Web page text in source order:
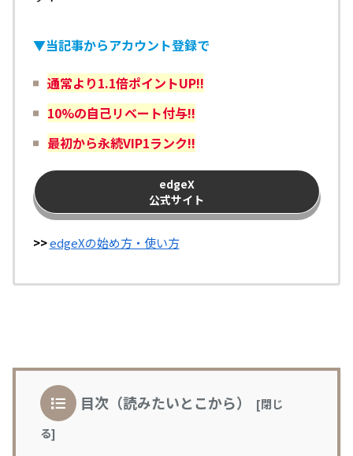
▼当記事からアカウント登録で
通常より1.1倍ポイントUP!!
10%の自己リベート付与!!
最初から永続VIP1ランク!!
edgeX
公式サイト
>>edgeXの始め方・使い方
目次（読みたいとこから）